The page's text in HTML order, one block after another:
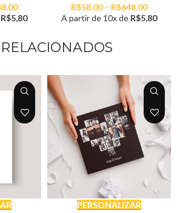
Faixa
de
através
R$5,80
R$58,00 – R$648,00Faixa
de
A partir de 10x de R$5,80
PERSONALIZAR